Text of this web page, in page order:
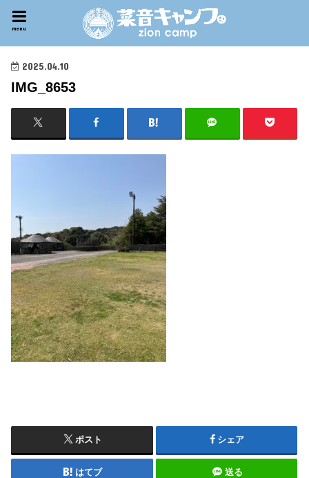
menu
2025.04.10
IMG_8653
ポスト シェア
はてブ 送る